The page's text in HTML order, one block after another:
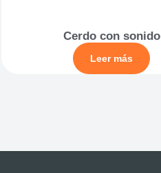
Cerdo con sonido
Leer más